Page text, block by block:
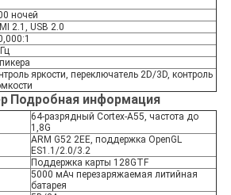
ночей
2.1, USB 2.0
яркости, переключатель 2D/3D, контроль
Подробная информация
64-разрядный Cortex-A55, частота до
1,8G
ARM G52 2EE, поддержка OpenGL
ES1.1/2.0/3.2
Поддержка карты 128GTF
5000 мАч перезаряжаемая литийная
батарея